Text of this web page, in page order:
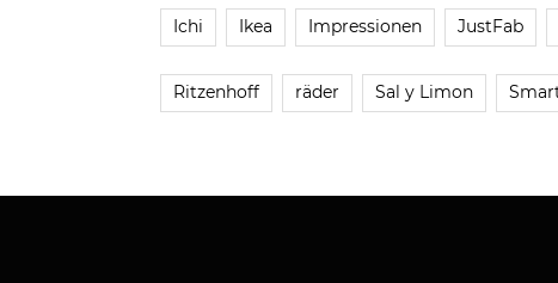
Ichi Ikea Impressionen JustFab
Ritzenhoff räder Sal y Limon